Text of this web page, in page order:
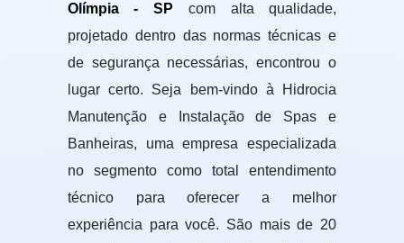
Olímpia - SP com alta qualidade,
projetado dentro das normas técnicas e
de segurança necessárias, encontrou o
lugar certo. Seja bem-vindo à Hidrocia
Manutenção e Instalação de Spas e
Banheiras, uma empresa especializada
no segmento como total entendimento
técnico para oferecer a melhor
experiência para você. São mais de 20